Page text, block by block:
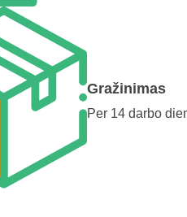
Gražinimas
Per 14 darbo